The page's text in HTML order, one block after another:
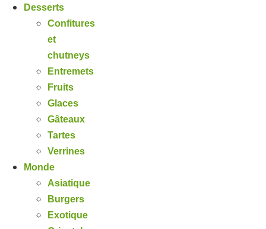
Desserts
Confitures
et
chutneys
Entremets
Fruits
Glaces
Gâteaux
Tartes
Verrines
Monde
Asiatique
Burgers
Exotique